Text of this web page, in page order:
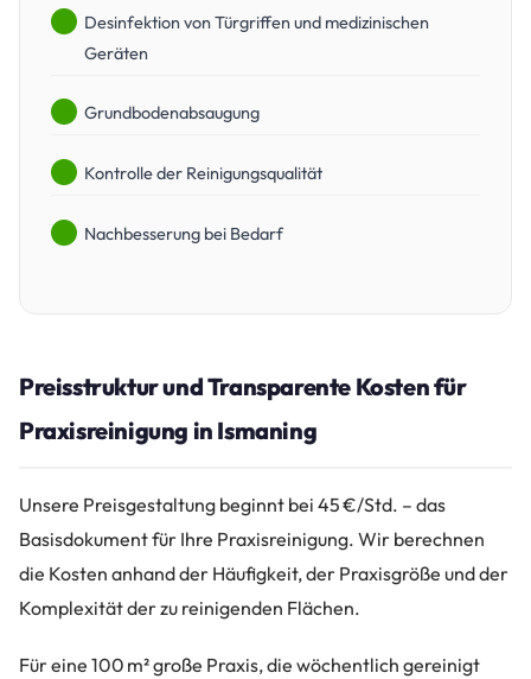
Desinfektion von Türgriffen und medizinischen
Geräten
Grundbodenabsaugung
Kontrolle der Reinigungsqualität
Nachbesserung bei Bedarf
Preisstruktur und Transparente Kosten für
Praxisreinigung in Ismaning
Unsere Preisgestaltung beginnt bei 45 €/Std. – das
Basisdokument für Ihre Praxisreinigung. Wir berechnen
die Kosten anhand der Häufigkeit, der Praxisgröße und der
Komplexität der zu reinigenden Flächen.
Für eine 100 m² große Praxis, die wöchentlich gereinigt